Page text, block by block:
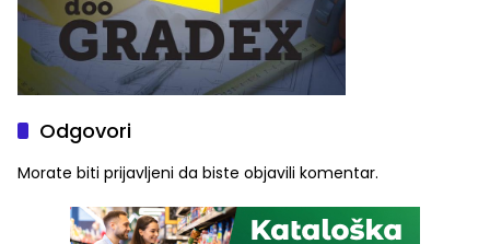
Odgovori
Morate biti prijavljeni da biste objavili komentar.